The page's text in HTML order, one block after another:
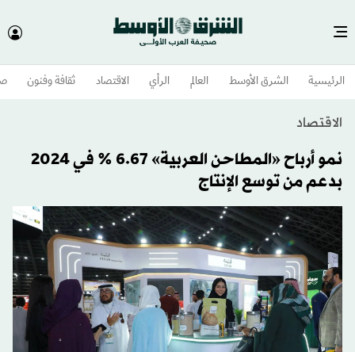
الرئيسية الشرق الأوسط​ العالم الرأي الاقتصاد ثقافة وفنون
الاقتصاد
نمو أرباح «المطاحن العربية» 6.67 % في 2024
بدعم من توسع الإنتاج